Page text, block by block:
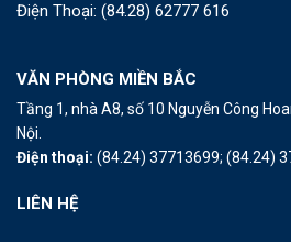
Điện Thoại: (84.28) 62777 616
VĂN PHÒNG MIỀN BẮC
Tầng 1, nhà A8, số 10 Nguyễn Công
Nội.
Điện thoại: (84.24) 37713699; (84.24)
LIÊN HỆ